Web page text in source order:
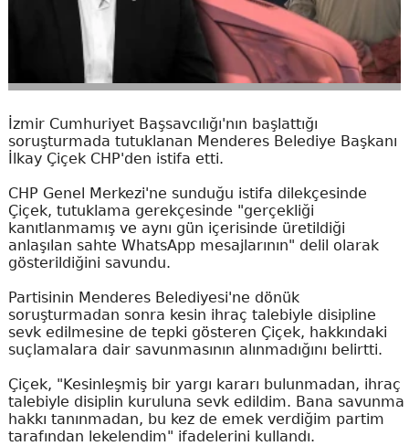
İzmir Cumhuriyet Başsavcılığı'nın başlattığı
soruşturmada tutuklanan Menderes Belediye Başkanı
İlkay Çiçek CHP'den istifa etti.
CHP Genel Merkezi'ne sunduğu istifa dilekçesinde
Çiçek, tutuklama gerekçesinde "gerçekliği
kanıtlanmamış ve aynı gün içerisinde üretildiği
anlaşılan sahte WhatsApp mesajlarının" delil olarak
gösterildiğini savundu.
Partisinin Menderes Belediyesi'ne dönük
soruşturmadan sonra kesin ihraç talebiyle disipline
sevk edilmesine de tepki gösteren Çiçek, hakkındaki
suçlamalara dair savunmasının alınmadığını belirtti.
Çiçek, "Kesinleşmiş bir yargı kararı bulunmadan, ihraç
talebiyle disiplin kuruluna sevk edildim. Bana savunma
hakkı tanınmadan, bu kez de emek verdiğim partim
tarafından lekelendim" ifadelerini kullandı.